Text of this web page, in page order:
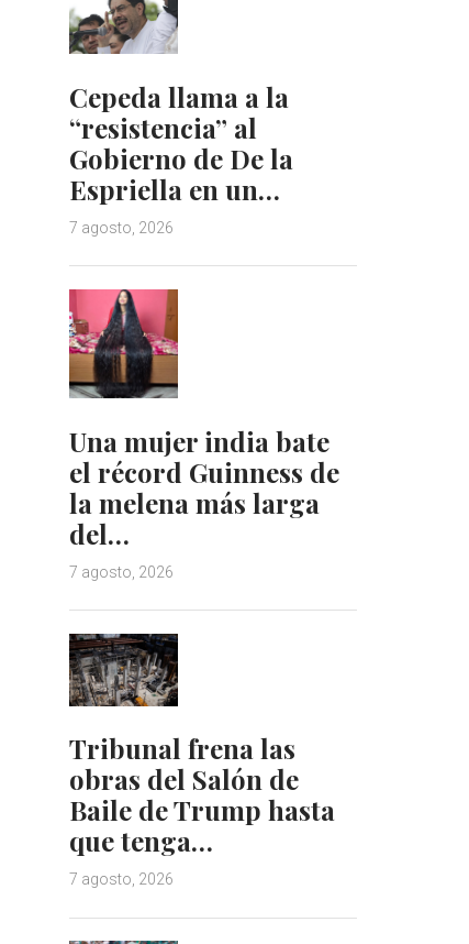
Cepeda llama a la
“resistencia” al
Gobierno de De la
Espriella en un…
7 agosto, 2026
Una mujer india bate
el récord Guinness de
la melena más larga
del…
7 agosto, 2026
Tribunal frena las
obras del Salón de
Baile de Trump hasta
que tenga…
7 agosto, 2026